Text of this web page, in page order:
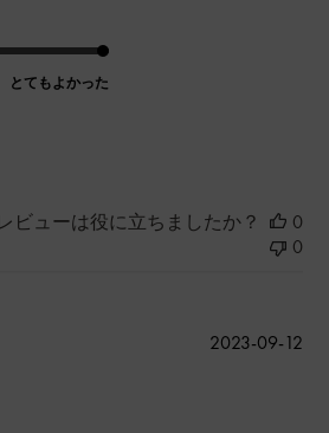
とてもよかった
ビューは役に立ちましたか？
0
0
公
2023-09-12